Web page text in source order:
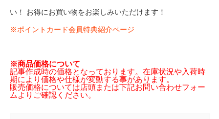
い！ お得にお買い物をお楽しみいただけます！
※ポイントカード会員特典紹介ページ
※商品価格について
記事作成時の価格となっております。在庫状況や入荷時
期により価格や仕様が変動する事があります。
販売価格については店頭または下記お問い合わせフォー
ムよりご確認ください。